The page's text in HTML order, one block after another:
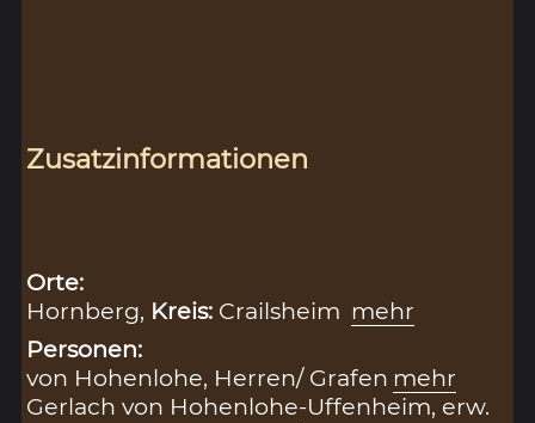
Zusatzinformationen
Orte:
Hornberg, Kreis: Crailsheim mehr
Personen:
von Hohenlohe, Herren/ Grafen mehr
Gerlach von Hohenlohe-Uffenheim, erw.